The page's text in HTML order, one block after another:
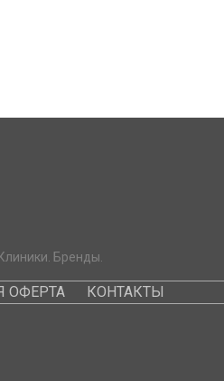
Бренды.
ОФЕРТА КОНТАКТЫ